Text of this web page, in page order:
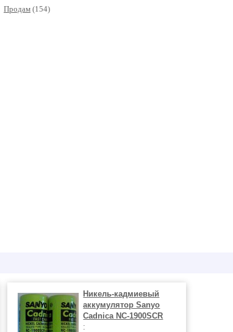
Продам (154)
Никель-кадмиевый
аккумулятор Sanyo
Cadnica NC-1900SCR
: